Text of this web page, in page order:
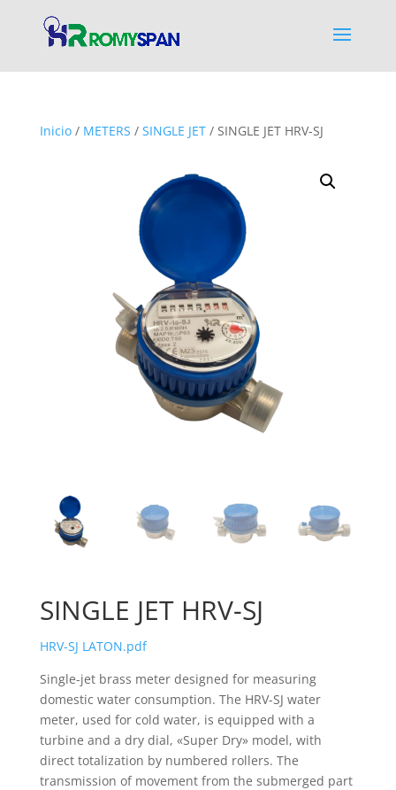
Inicio/ METERS / SINGLE JET/ SINGLE JET HRV-SJ
SINGLE JET HRV-SJ
HRV-SJ LATON.pdf
Single-jet brass meter designed for measuring
domestic water consumption. The HRV-SJ water
meter, used for cold water, is equipped with a
turbine and a dry dial, «Super Dry» model, with
direct totalization by numbered rollers. The
transmission of movement from the submerged part